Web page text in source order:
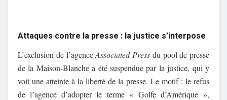
Attaques contre la presse : la justice s’interpose
L’exclusion de l’agenceAssociated Press du pool de presse
de la Maison-Blanche a été suspendue par la justice, qui y
voit une atteinte à la liberté de la presse. Le motif : le refus
de l’agence d’adopter le terme « Golfe d’Amérique »,